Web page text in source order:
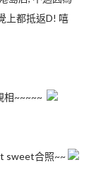
上都抵返D! 嘻
相~~~~~
sweet合照~~